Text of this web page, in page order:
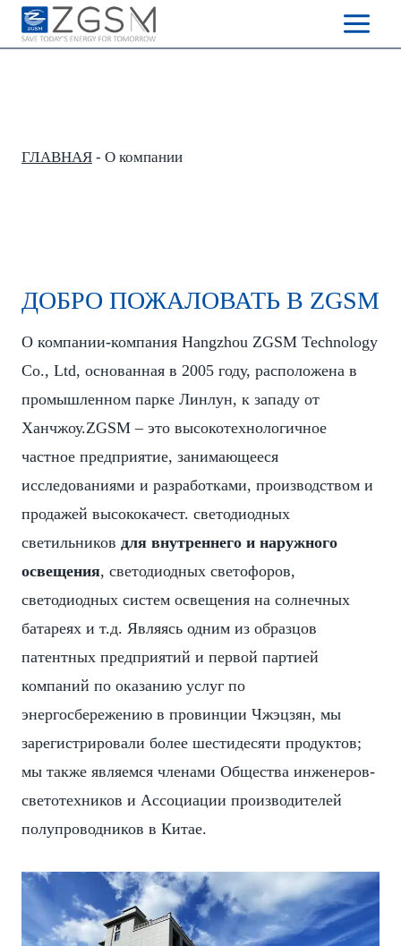
Skip
ГЛАВНАЯ - О компании
ДОБРО ПОЖАЛОВАТЬ В ZGSM
О компании-компания Hangzhou ZGSM Technology
Co., Ltd, основанная в 2005 году, расположена в
промышленном парке Линлун, к западу от
Ханчжоу.ZGSM – это высокотехнологичное
частное предприятие, занимающееся
исследованиями и разработками, производством и
продажей высококачест. светодиодных
светильников для внутреннего и наружного
освещения, светодиодных светофоров,
светодиодных систем освещения на солнечных
батареях и т.д. Являясь одним из образцов
патентных предприятий и первой партией
компаний по оказанию услуг по
энергосбережению в провинции Чжэцзян, мы
зарегистрировали более шестидесяти продуктов;
мы также являемся членами Общества инженеров-
светотехников и Ассоциации производителей
полупроводников в Китае.